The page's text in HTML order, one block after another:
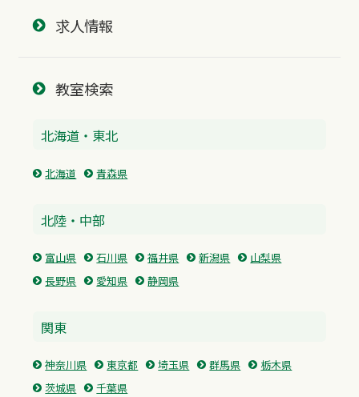
求人情報
教室検索
北海道・東北
北海道 青森県
北陸・中部
富山県 石川県 福井県 新潟県
山梨県
長野県
愛知県 静岡県
関東
神奈川県 東京都 埼玉県 群馬県
栃木県
茨城県
千葉県